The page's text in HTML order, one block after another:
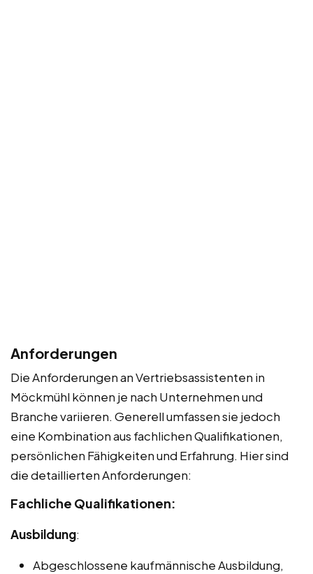
Anforderungen
Die Anforderungen an Vertriebsassistenten in
Möckmühl können je nach Unternehmen und
Branche variieren. Generell umfassen sie jedoch
eine Kombination aus fachlichen Qualifikationen,
persönlichen Fähigkeiten und Erfahrung. Hier sind
die detaillierten Anforderungen:
Fachliche Qualifikationen:
Ausbildung:
Abgeschlossene kaufmännische Ausbildung,